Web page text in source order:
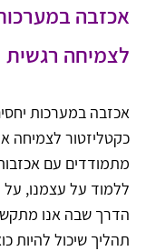
אכזבה
לצמיחה רגשית
אכזבה במערכות
כקטליזטור לצמיחה
מתמודדים עם
ללמוד על עצמנו, על
הדרך שבה אנו
תהליך שיכול להיות